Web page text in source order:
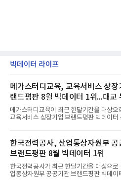
빅데이터 라이프
메가스터디교육, 교육서비스 상장
랜드평판 8월 빅데이터 1위...대교
메가스터디교육이 최근 한달기간을 대상으
교육서비스 상장기업 브랜드평판 빅데이터
일 한국기업평판연구소(소장 구창환)는 국
비스 상장기업 브랜드를 대상으로 지난 7월
8월 7일까지 수집된 소비자 빅데이터
을 분석한 결과, 메가스터디교육이 브랜드평
1,710,926을 기록하며 8월 1위에 올랐다고
분석에 활용된 빅데이터는 지난 7월
비 6.14% 증가한 수치로, 교육서비스 상장
한국전력공사, 산업통상자원부 공
브랜드평판 8월 빅데이터 1위
한국전력공사가 최근 한달기간을 대상으로
업통상자원부 공공기관 브랜드평판 빅데이